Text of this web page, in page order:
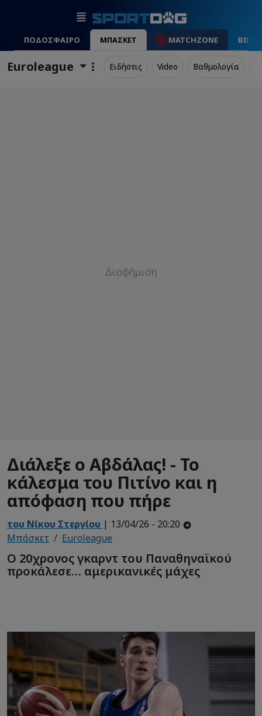
ΠΟΔΟΣΦΑΙΡΟ ΜΠΑΣΚΕΤ MATCHZONE
Euroleague Ειδήσεις Video Βαθμολογία
Διάλεξε ο Αβδάλας! - Το
κάλεσμα του Πιτίνο και η
απόφαση που πήρε
του Νίκου Στεργίου | 13/04/26 - 20:20
Μπάσκετ
Euroleague
Ο 20χρονος γκαρντ του Παναθηναϊκού
προκάλεσε… αμερικανικές μάχες